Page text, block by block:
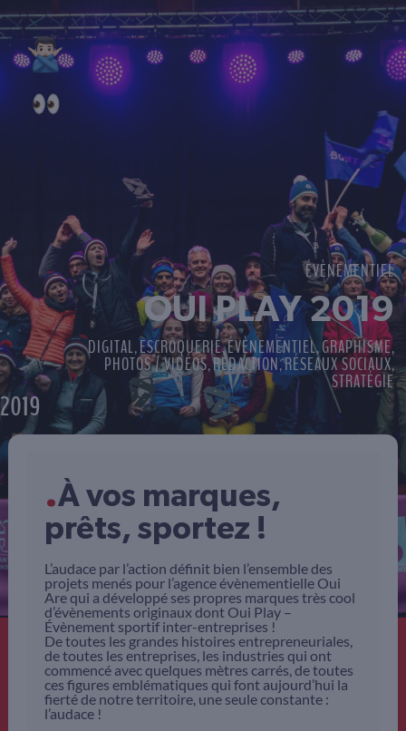
ÉVÈNEMENTIEL
OUI PLAY 2019
DIGITAL,ESCROQUERIE,ÉVÈNEMENTIEL, GRAPHISME,
PHOTOS / VIDÉOS,RÉDACTION,RÉSEAUX SOCIAUX,
STRATÉGIE
2019
.À vos marques,
prêts, sportez !
L’audace par l’action définit bien l’ensemble des
projets menés pour l’agence évènementielle Oui
Are qui a développé ses propres marques très cool
d’évènements originaux dont Oui Play –
Évènement sportif inter-entreprises !
De toutes les grandes histoires entrepreneuriales,
de toutes les entreprises, les industries qui ont
commencé avec quelques mètres carrés, de toutes
ces figures emblématiques qui font aujourd’hui la
fierté de notre territoire, une seule constante :
l’audace !